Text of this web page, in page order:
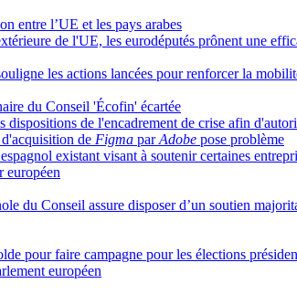
entre l’UE et les pays arabes
de l'UE, les eurodéputés prônent une
les actions lancées pour renforcer la
du Conseil 'Écofin' écartée
de l'encadrement de crise afin
de Figma parAdobe pose problème
existant visant à soutenir certaines
européen
du Conseil assure disposer d’un soutien
pour faire campagne pour les élections
européen